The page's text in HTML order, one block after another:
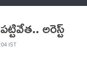
అరెస్ట్
IST